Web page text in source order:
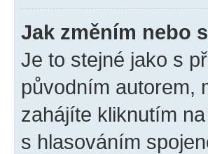
Jak změním nebo
Je to stejné jako s
původním autorem,
zahájíte kliknutím
s hlasováním